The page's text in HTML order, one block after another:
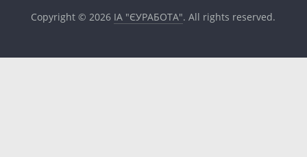
Copyright © 2026 ІА "ЄУРАБОТА". All rights reserved.